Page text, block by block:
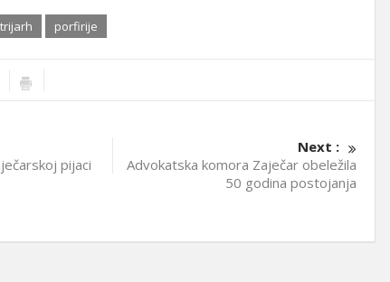
porfirije
pijaci
Next :
Advokatska komora Zaječar obeležila
50 godina postojanja